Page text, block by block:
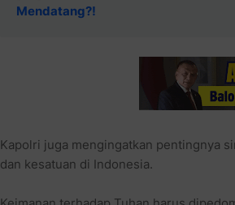
Mendatang?!
Kapolri juga mengingatkan pentingnya
dan kesatuan di Indonesia.